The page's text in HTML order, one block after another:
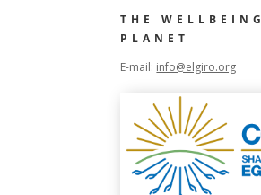
v
e
:
THE WELLBEING
PLANET
E-mail: info@elgiro.org